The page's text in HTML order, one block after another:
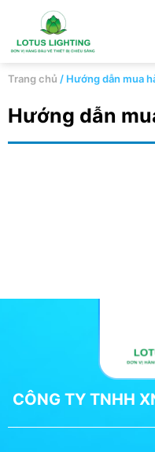
Trang chủ / Hướng dẫn mua
Hướng dẫn
CÔNG TY TNHH